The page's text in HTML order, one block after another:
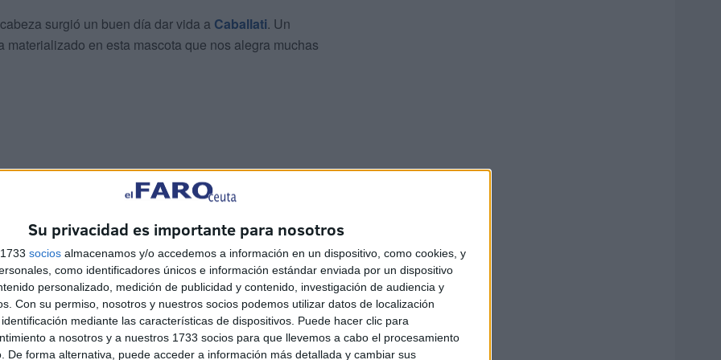
Su privacidad es importante para nosotros
socios almacenamos y/o accedemos a información en un dispositivo, como cookies, y
como identificadores únicos e información estándar enviada por un dispositivo
personalizado, medición de publicidad y contenido, investigación de audiencia y
Con su permiso, nosotros y nuestros socios podemos utilizar datos de localización
mediante las características de dispositivos. Puede hacer clic para
a nosotros y a nuestros 1733 socios para que llevemos a cabo el procesamiento
De forma alternativa, puede acceder a información más detallada y cambiar sus
surgió un buen día dar vida a Caballati. Un
en esta mascota que nos alegra muchas
hay algo más. Hay la magia, la ilusión y el cariño de